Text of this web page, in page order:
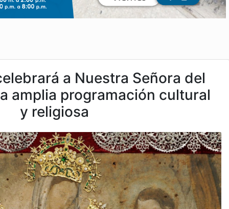
a Nuestra Señora del
amplia programación cultural
y religiosa